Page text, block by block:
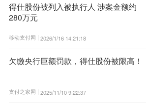
得仕股份被列入被执行人 涉案金额约
280万元
移动支付网 | 2026/1/16 14:21:18
欠缴央行巨额罚款，得仕股份被限高！
支付之家网 | 2025/11/10 9:22:37